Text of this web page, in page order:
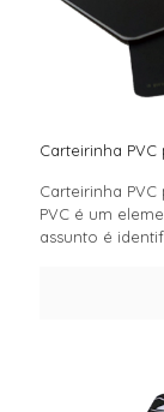
Carteirinha
Carteirinha
PVC é um
assunto é